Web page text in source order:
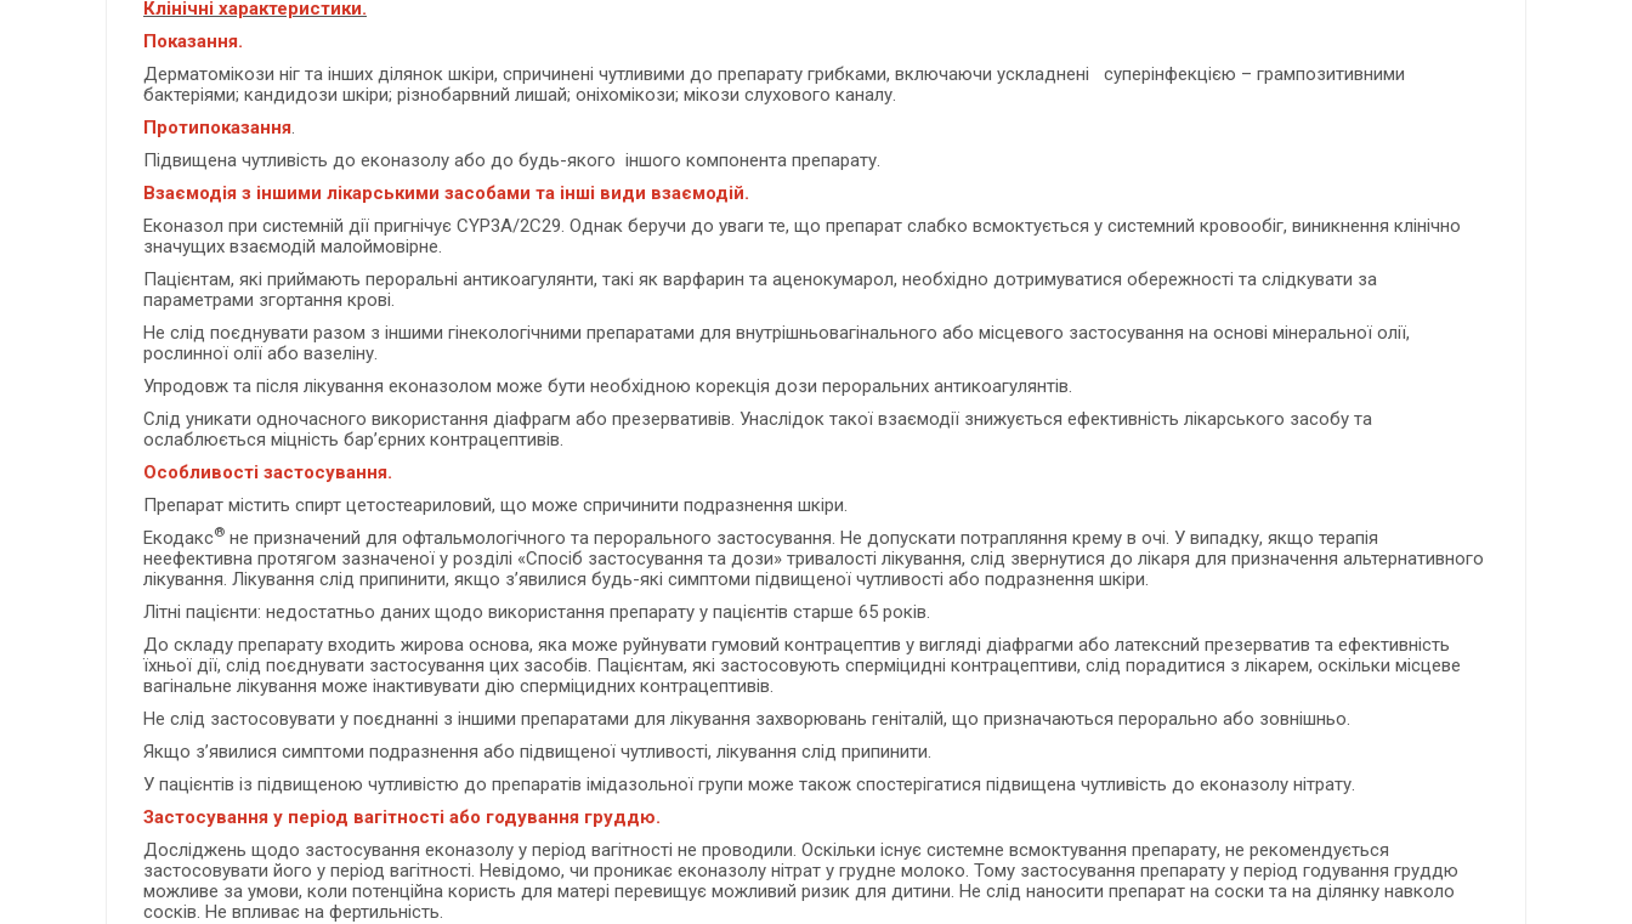
Клінічні характеристики.
Показання.
Дерматомікози ніг та інших ділянок шкіри, спричинені чутливими до препарату грибками, включаючи ускладнені суперінфекцією – грампозитивними
бактеріями; кандидози шкіри; різнобарвний лишай; оніхомікози; мікози слухового каналу.
Протипоказання.
Підвищена чутливість до еконазолу або до будь-якого іншого компонента препарату.
Взаємодія з іншими лікарськими засобами та інші види взаємодій.
Еконазол при системній дії пригнічує CYP3A/2C29. Однак беручи до уваги те, що препарат слабко всмоктується у системний кровообіг, виникнення клінічно
значущих взаємодій малоймовірне.
Пацієнтам, які приймають пероральні антикоагулянти, такі як варфарин та аценокумарол, необхідно дотримуватися обережності та слідкувати за
параметрами згортання крові.
Не слід поєднувати разом з іншими гінекологічними препаратами для внутрішньовагінального або місцевого застосування на основі мінеральної олії,
рослинної олії або вазеліну.
Упродовж та після лікування еконазолом може бути необхідною корекція дози пероральних антикоагулянтів.
Слід уникати одночасного використання діафрагм або презервативів. Унаслідок такої взаємодії знижується ефективність лікарського засобу та
ослаблюється міцність бар’єрних контрацептивів.
Особливості застосування.
Препарат містить спирт цетостеариловий, що може спричинити подразнення шкіри.
Екодакс® не призначений для офтальмологічного та перорального застосування. Не допускати потрапляння крему в очі. У випадку, якщо терапія
неефективна протягом зазначеної у розділі «Спосіб застосування та дози» тривалості лікування, слід звернутися до лікаря для призначення альтернативного
лікування. Лікування слід припинити, якщо з’явилися будь-які симптоми підвищеної чутливості або подразнення шкіри.
Літні пацієнти: недостатньо даних щодо використання препарату у пацієнтів старше 65 років.
До складу препарату входить жирова основа, яка може руйнувати гумовий контрацептив у вигляді діафрагми або латексний презерватив та ефективність
їхньої дії, слід поєднувати застосування цих засобів. Пацієнтам, які застосовують сперміцидні контрацептиви, слід порадитися з лікарем, оскільки місцеве
вагінальне лікування може інактивувати дію сперміцидних контрацептивів.
Не слід застосовувати у поєднанні з іншими препаратами для лікування захворювань геніталій, що призначаються перорально або зовнішньо.
Якщо з’явилися симптоми подразнення або підвищеної чутливості, лікування слід припинити.
У пацієнтів із підвищеною чутливістю до препаратів імідазольної групи може також спостерігатися підвищена чутливість до еконазолу нітрату.
Застосування у період вагітності або годування груддю.
Досліджень щодо застосування еконазолу у період вагітності не проводили. Оскільки існує системне всмоктування препарату, не рекомендується
застосовувати його у період вагітності. Невідомо, чи проникає еконазолу нітрат у грудне молоко. Тому застосування препарату у період годування груддю
можливе за умови, коли потенційна користь для матері перевищує можливий ризик для дитини. Не слід наносити препарат на соски та на ділянку навколо
сосків. Не впливає на фертильність.